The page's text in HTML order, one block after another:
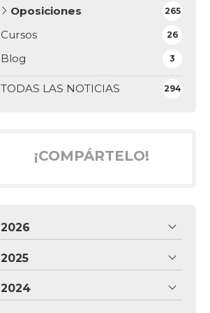
TODAS LAS NOTICIAS 294
Oposiciones 265
Cursos 26
Blog 3
¡COMPÁRTELO!
2026
2025
2024